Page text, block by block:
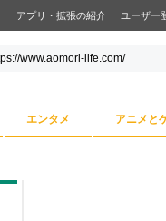
アプリ・拡張の紹介 ユーザー
エンタメ アニメと